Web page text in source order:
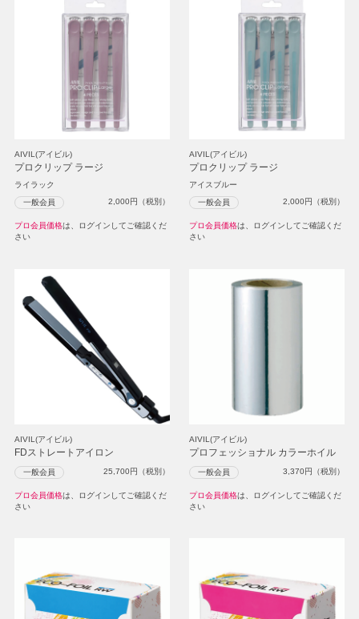
AIVIL(アイビル)
プロクリップ ラージ
ライラック
一般会員 2,000円（税別）
プロ会員価格は、ログインしてご確認くだ
さい
AIVIL(アイビル)
プロクリップ ラージ
アイスブルー
一般会員 2,000円（税別）
プロ会員価格は、ログインしてご確認くだ
さい
AIVIL(アイビル)
FDストレートアイロン
一般会員 25,700円（税別）
プロ会員価格は、ログインしてご確認くだ
さい
AIVIL(アイビル)
プロフェッショナル カラーホイル
一般会員 3,370円（税別）
プロ会員価格は、ログインしてご確認くだ
さい